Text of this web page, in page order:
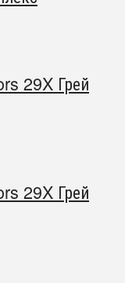
29X Грей
29X Грей